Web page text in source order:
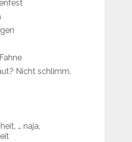
Nicht schlimm.
… naja,